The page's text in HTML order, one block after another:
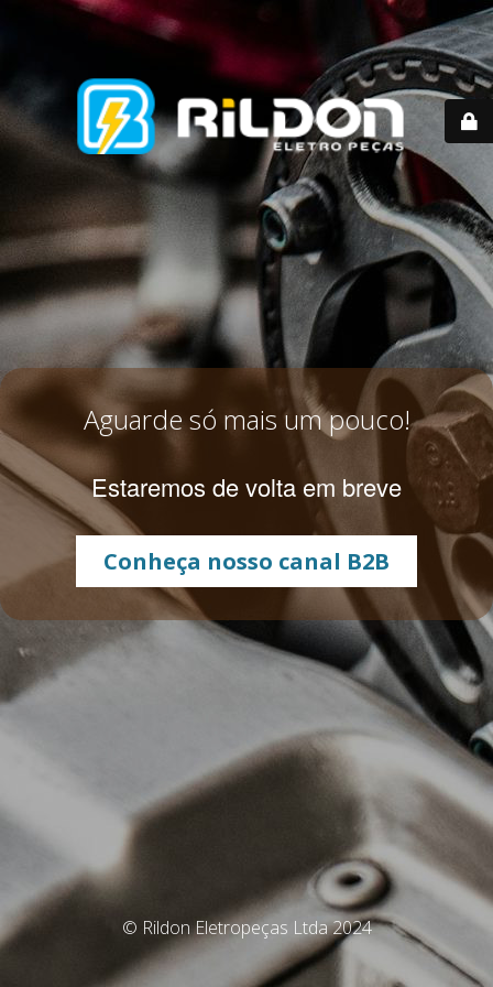
Aguarde só mais um pouco!
Estaremos de volta em breve
Conheça nosso canal B2B
© Rildon Eletropeças Ltda 2024